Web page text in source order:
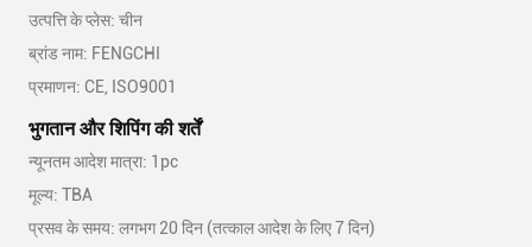
उत्पत्ति के प्लेस: चीन
ब्रांड नाम: FENGCHI
प्रमाणन: CE, ISO9001
भुगतान और शिपिंग की शर्तें
न्यूनतम आदेश मात्रा: 1pc
मूल्य: TBA
प्रसव के समय: लगभग 20 दिन (तत्काल आदेश के लिए 7 दिन)